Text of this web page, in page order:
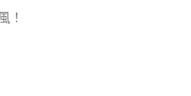
！